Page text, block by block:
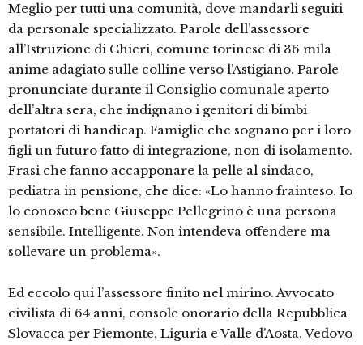
Meglio per tutti una comunità, dove mandarli seguiti
da personale specializzato. Parole dell’assessore
all’Istruzione di Chieri, comune torinese di 36 mila
anime adagiato sulle colline verso l’Astigiano. Parole
pronunciate durante il Consiglio comunale aperto
dell’altra sera, che indignano i genitori di bimbi
portatori di handicap. Famiglie che sognano per i loro
figli un futuro fatto di integrazione, non di isolamento.
Frasi che fanno accapponare la pelle al sindaco,
pediatra in pensione, che dice: «Lo hanno frainteso. Io
lo conosco bene Giuseppe Pellegrino è una persona
sensibile. Intelligente. Non intendeva offendere ma
sollevare un problema».
Ed eccolo qui l’assessore finito nel mirino. Avvocato
civilista di 64 anni, console onorario della Repubblica
Slovacca per Piemonte, Liguria e Valle d’Aosta. Vedovo